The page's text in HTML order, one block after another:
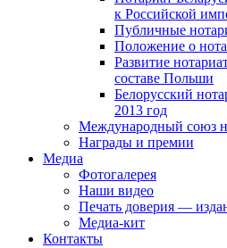
к Российской
Публичные
Положение о
Развитие
составе Польши
Белорусский
2013 год
Международный союз
Награды и премии
Медиа
Фотогалерея
Наши видео
Печать доверия —
Медиа-кит
Контакты